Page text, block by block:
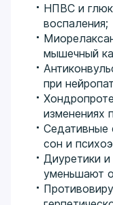
НПВС и
воспаления;
мышечный
при
изменениях
Седативные
сон и
Диуретики
уменьшают